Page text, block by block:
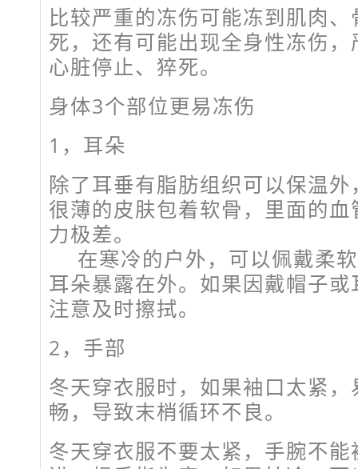
比较严重的冻伤可能冻到肌肉
死，还有可能出现全身性冻伤
心脏停止、猝死。
身体3个部位更易冻伤
1， 耳朵
除了耳垂有脂肪组织可以保温
很薄的皮肤包着软骨，里面的
力极差。
在寒冷的户外，可以佩戴柔
耳朵暴露在外。如果因戴帽子
注意及时擦拭。
2， 手部
冬天穿衣服时，如果袖口太紧
畅，导致末梢循环不良。
冬天穿衣服不要太紧，手腕不